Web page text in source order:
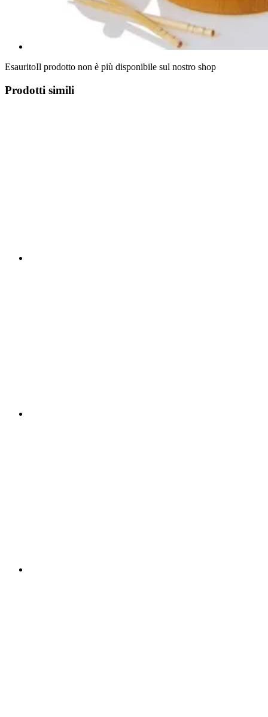
EsauritoIl prodotto non è più disponibile sul nostro shop
Prodotti simili